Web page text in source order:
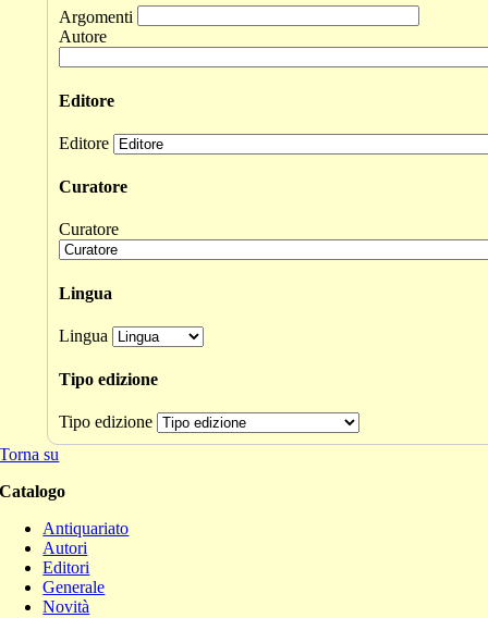
Argomenti
Autore
Editore
Editore
Curatore
Curatore
Lingua
Lingua
Tipo edizione
Tipo edizione
Torna su
Catalogo
Antiquariato
Autori
Editori
Generale
Novità